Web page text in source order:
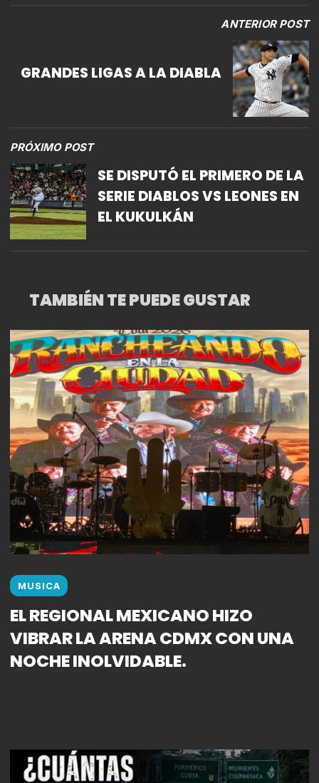
ANTERIOR POST
GRANDES LIGAS A LA DIABLA
PRÓXIMO POST
SE DISPUTÓ EL PRIMERO DE LA
SERIE DIABLOS VS LEONES EN
EL KUKULKÁN
TAMBIÉN TE PUEDE GUSTAR
MUSICA
EL REGIONAL MEXICANO HIZO
VIBRAR LA ARENA CDMX CON UNA
NOCHE INOLVIDABLE.